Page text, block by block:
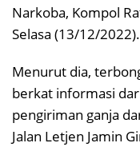
Narkoba, Kompol
Selasa (13/12/2022).
Menurut dia,
berkat informasi
pengiriman ganja
Jalan Letjen Jamin